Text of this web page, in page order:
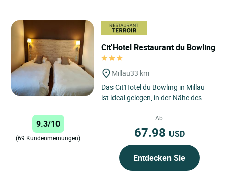
Cit'Hotel Restaurant du Bowling
Millau33 km
Das Cit'Hotel du Bowling in Millau
ist ideal gelegen, in der Nähe des
Viadukts von Millau...
9.3/10
(69 Kundenmeinungen)
Ab
67.98 USD
Entdecken Sie